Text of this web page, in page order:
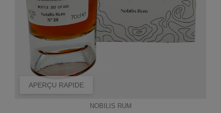
APERÇU RAPIDE
NOBILIS RUM